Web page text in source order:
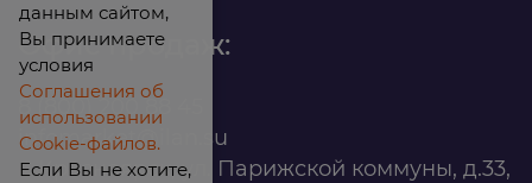
Офис продаж:
infomarket@ilan.su
г. Красноярск, ул. Парижской коммуны, д.33,
данным сайтом,
Вы принимаете
условия
Соглашения об
использовании
Cookie-файлов.
Если Вы не хотите,